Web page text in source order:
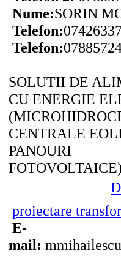
Nume:SORIN
Telefon:
Telefon:
SOLUTII DE
CU ENERGIE
CENTRALE
PANOURI
FOTOVOLTAICE)
proiectare
E-
mail: